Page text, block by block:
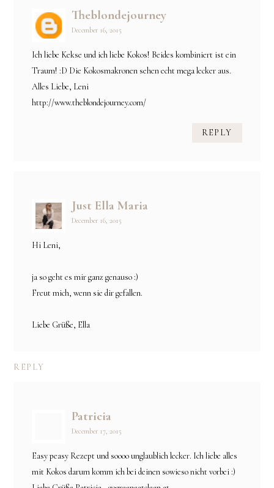
Theblondejourney
December 16, 2015
Ich liebe Kekse und ich liebe Kokos! Beides kombiniert ist ein
Traum! :D Die Kokosmakronen sehen echt mega lecker aus.
Alles Liebe, Leni
http://www.theblondejourney.com/
REPLY
Just Ella Maria
December 16, 2015
Hi Leni,
ja so geht es mir ganz genauso :)
Freut mich, wenn sie dir gefallen.
Liebe Grüße, Ella
REPLY
Patricia
December 17, 2015
Easy peasy Rezept und soooo unglaublich lecker. Ich liebe alles
mit Kokos darum komm ich bei deinen sowieso nicht vorbei :)